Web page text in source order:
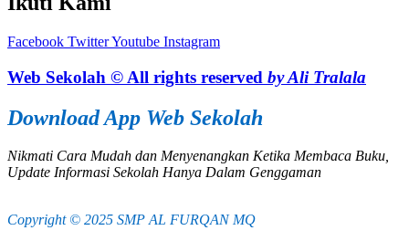
Facebook TwitterYoutube Instagram
Web Sekolah © All rights reserved by Ali Tralala
Download App Web Sekolah
Nikmati Cara Mudah dan Menyenangkan Ketika Membaca Buku,
Update Informasi Sekolah Hanya Dalam Genggaman
Copyright © 2025 SMP AL FURQAN MQ